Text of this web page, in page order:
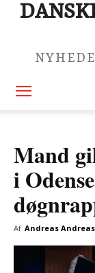
Mand
i
Af Andreas